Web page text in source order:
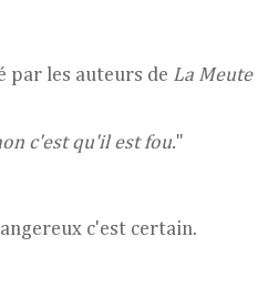
par les auteurs de La Meute
c'est qu'il est fou."
c'est certain.